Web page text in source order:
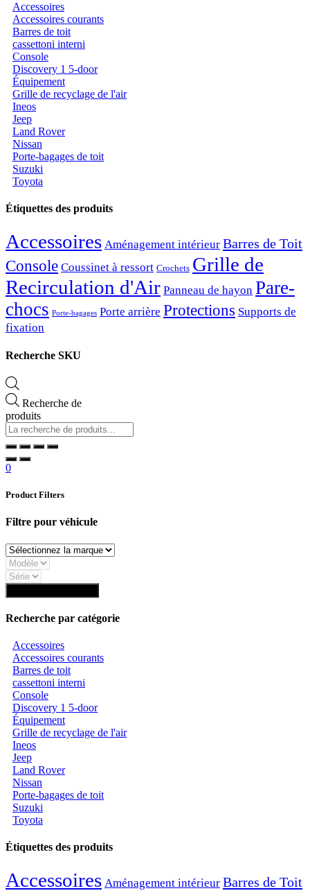
Accessoires
Accessoires courants
Barres de toit
cassettoni interni
Console
Discovery 1 5-door
Équipement
Grille de recyclage de l'air
Ineos
Jeep
Land Rover
Nissan
Porte-bagages de toit
Suzuki
Toyota
Étiquettes des produits
Accessoires Aménagement intérieur Barres de Toit
Console Coussinet à ressort Crochets Grille de
Recirculation d'Air Panneau de hayon Pare-
chocs Porte-bagages Porte arrière Protections Supports de
fixation
Recherche SKU
Recherche de
produits
0
Product Filters
Filtre pour véhicule
Recherche par catégorie
Accessoires
Accessoires courants
Barres de toit
cassettoni interni
Console
Discovery 1 5-door
Équipement
Grille de recyclage de l'air
Ineos
Jeep
Land Rover
Nissan
Porte-bagages de toit
Suzuki
Toyota
Étiquettes des produits
Accessoires Aménagement intérieur Barres de Toit